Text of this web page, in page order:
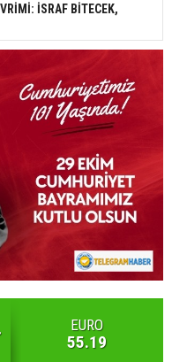
İSRAF BİTECEK,
EURO
55.19